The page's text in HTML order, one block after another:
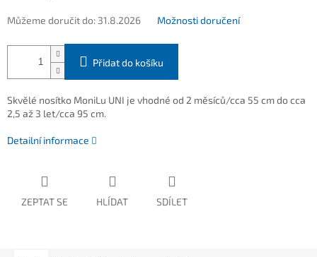
Můžeme doručit do: 31.8.2026 Možnosti doručení
Přidat do košíku
Skvělé nosítko MoniLu UNI je vhodné od 2 měsíců/cca 55 cm do cca
2,5 až 3 let/cca 95 cm.
Detailní informace
ZEPTAT SE HLÍDAT SDÍLET